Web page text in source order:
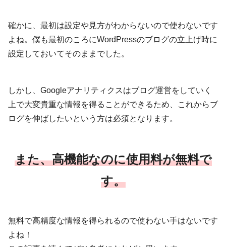
確かに、最初は設定や見方がわからないので使わないです
よね。僕も最初のころにWordPressのブログの立上げ時に
設定しておいてそのままでした。
しかし、Googleアナリティクスはブログ運営をしていく
上で大変貴重な情報を得ることができるため、これからブ
ログを伸ばしたいという方は必須となります。
また、高機能なのに使用料が無料で
す。
無料で高精度な情報を得られるので使わない手はないです
よね！